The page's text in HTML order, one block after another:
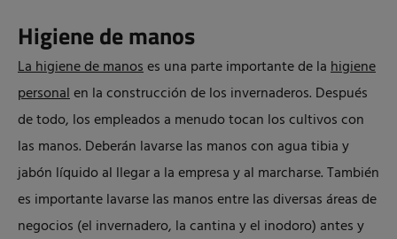
Higiene de manos
La higiene de manoses una parte importante de lahigiene
personalen la construcción de los invernaderos. Después
de todo, los empleados a menudo tocan los cultivos con
las manos. Deberán lavarse las manos con agua tibia y
jabón líquido al llegar a la empresa y al marcharse. También
es importante lavarse las manos entre las diversas áreas de
negocios (el invernadero, la cantina y el inodoro) antes y